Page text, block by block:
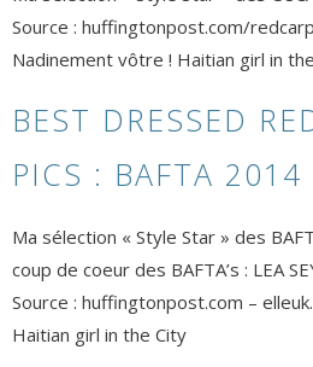
Source : huffingtonpost.com/
Nadinement vôtre ! Haitian girl in
BEST DRESSED
PICS : BAFTA 2014
Ma sélection « Style Star » des
coup de coeur des BAFTA’s : LEA
Source : huffingtonpost.com –
Haitian girl in the City